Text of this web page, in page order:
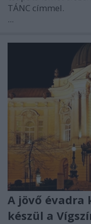
TÁNC címmel.
...
A jövő
készül a